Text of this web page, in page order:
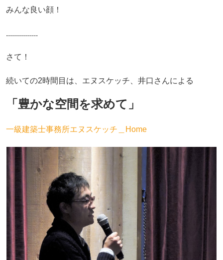
みんな良い顔！
................
さて！
続いての2時間目は、エヌスケッチ、井口さんによる
「豊かな空間を求めて」
一級建築士事務所エヌスケッチ＿Home